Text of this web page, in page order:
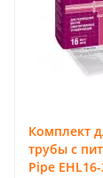
Комплект
трубы с
Pipe